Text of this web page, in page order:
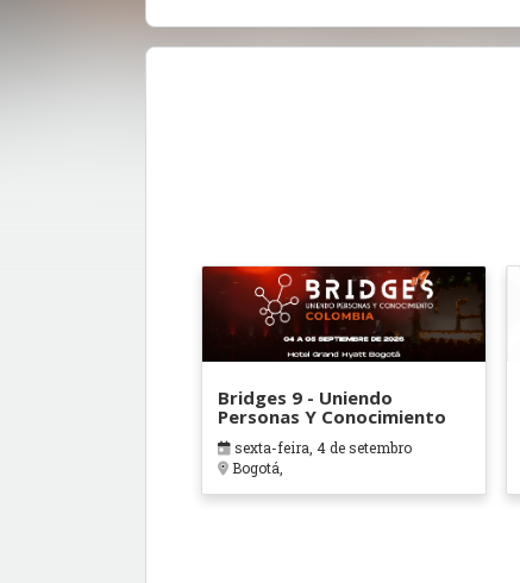
Bridges 9 - Uniendo
Personas Y Conocimiento
sexta-feira, 4 de setembro
Bogotá,